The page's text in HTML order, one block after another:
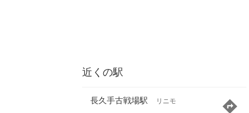
近くの駅
長久手古戦場駅 リニモ